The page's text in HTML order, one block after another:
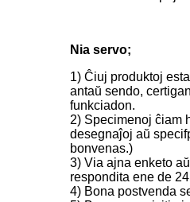
Nia servo;
1) Ĉiuj produktoj
antaŭ sendo,
funkciadon.
2) Specimenoj ĉiam
desegnaĵoj aŭ
bonvenas.)
3) Via ajna enketo
respondita ene de
4) Bona postvenda